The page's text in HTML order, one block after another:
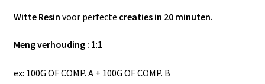
Witte Resin voor perfecte creaties in 20 minuten.
Meng verhouding : 1:1
ex: 100G OF COMP. A + 100G OF COMP. B